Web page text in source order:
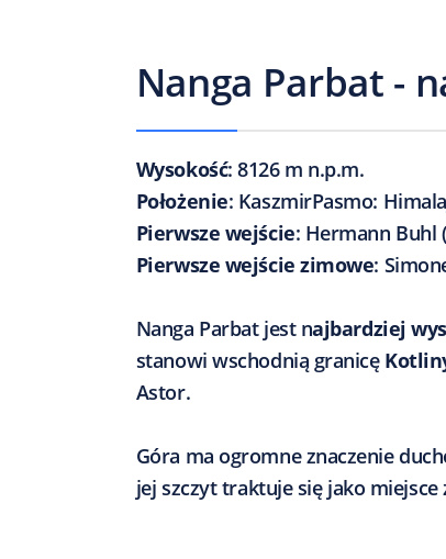
Nanga Parbat -
Wysokość: 8126 m n.p.m.
Położenie: KaszmirPasmo:
Pierwsze wejście: Hermann Buhl
Pierwsze wejście zimowe:
Nanga Parbat jest najbardziej
stanowi wschodnią granicę
Astor.
Góra ma ogromne znaczenie
jej szczyt traktuje się jako miejsce